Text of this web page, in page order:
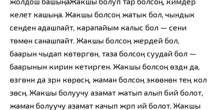
келет кашыңа. Жакшы болсоң жатык бол, чындык
сенден адашпайт, карапайым калыс бол — сени
төмөн санашпайт. Жакшы болсоң жердей бол,
баарын чыдап көтөргөн, таза болсоң суудай бол —
баарынын кирин кетирген. Жакшы болсоң өздүн да,
өзгөнүн да үзүрүн көрөсүң, жаман болсоң экөөнөн тең кол
үзөсүң. Жакшы болуучу азамат жатып алып бий болот,
жаман болуучу азамат качып жүрүп ий болот. Жакшы